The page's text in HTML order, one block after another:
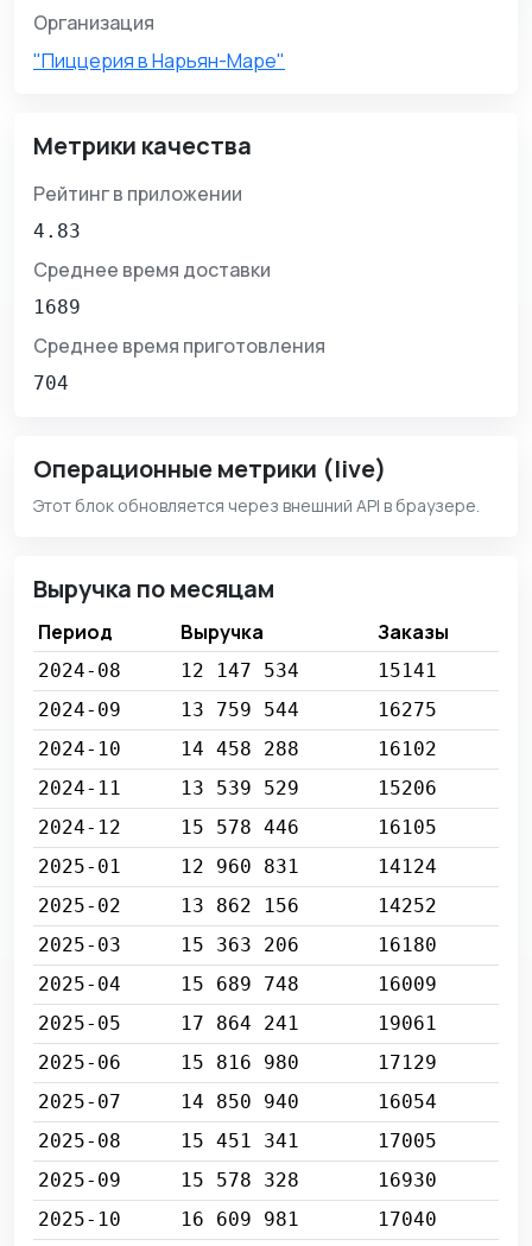
Организация
"Пиццерия в Нарьян-Маре"
Метрики качества
Рейтинг в приложении
4.83
Среднее время доставки
1689
Среднее время приготовления
704
Операционные метрики (live)
Этот блок обновляется через внешний API в браузере.
Выручка по месяцам
Период Выручка Заказы
2024-08 12 147 534
15141
2024-09
13 759 544
16275
2024-10
14 458 288
16102
2024-11
13 539 529
15206
2024-12
15 578 446
16105
2025-01
12 960 831
14124
2025-02
13 862 156
14252
2025-03
15 363 206
16180
2025-04
15 689 748
16009
2025-05
17 864 241
19061
2025-06
15 816 980
17129
2025-07
14 850 940
16054
2025-08
15 451 341
17005
2025-09
15 578 328
16930
2025-10
16 609 981
17040